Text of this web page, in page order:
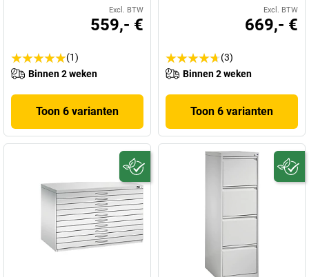
Excl. BTW
559,- €
(1)
Binnen 2 weken
Toon 6 varianten
Excl. BTW
669,- €
(3)
Binnen 2 weken
Toon 6 varianten